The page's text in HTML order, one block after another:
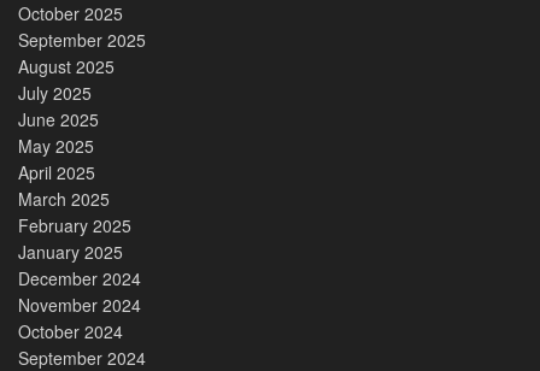
October 2025
September 2025
August 2025
July 2025
June 2025
May 2025
April 2025
March 2025
February 2025
January 2025
December 2024
November 2024
October 2024
September 2024